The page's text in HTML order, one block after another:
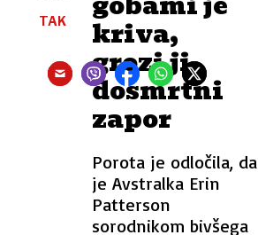
kriva,
grozi ji
dosmrtni
zapor
Porota je odločila, da
je Avstralka Erin
Patterson
sorodnikom bivšega
TAK